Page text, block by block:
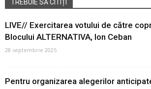
TREBUIE SĂ CITIȚI
LIVE// Exercitarea votului de către
Blocului ALTERNATIVA, Ion Ceban
28 septembrie 2025
Pentru organizarea alegerilor